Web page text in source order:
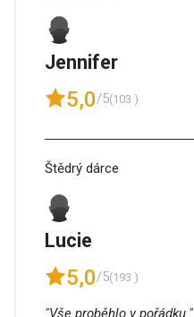
Jennifer
5,0/5(103 )
Štědrý dárce
Lucie
5,0/5(193 )
"Vše proběhlo v pořádku."